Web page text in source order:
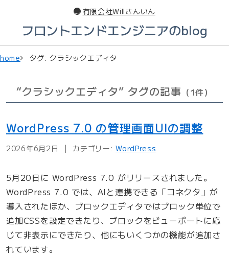
このページの本文へ
フロントエンドエンジニアのblog
有限会社Willさんいん
home タグ: クラシックエディタ
“クラシックエディタ” タグの記事 （1件）
WordPress 7.0 の管理画面UIの調整
2026年6月2日 カテゴリー:WordPress
5月20日に WordPress 7.0 がリリースされました。
WordPress 7.0 では、AIと連携できる「コネクタ」が
導入されたほか、ブロックエディタではブロック単位で
追加CSSを設定できたり、ブロックをビューポートに応
じて非表示にできたり、他にもいくつかの機能が追加さ
れています。